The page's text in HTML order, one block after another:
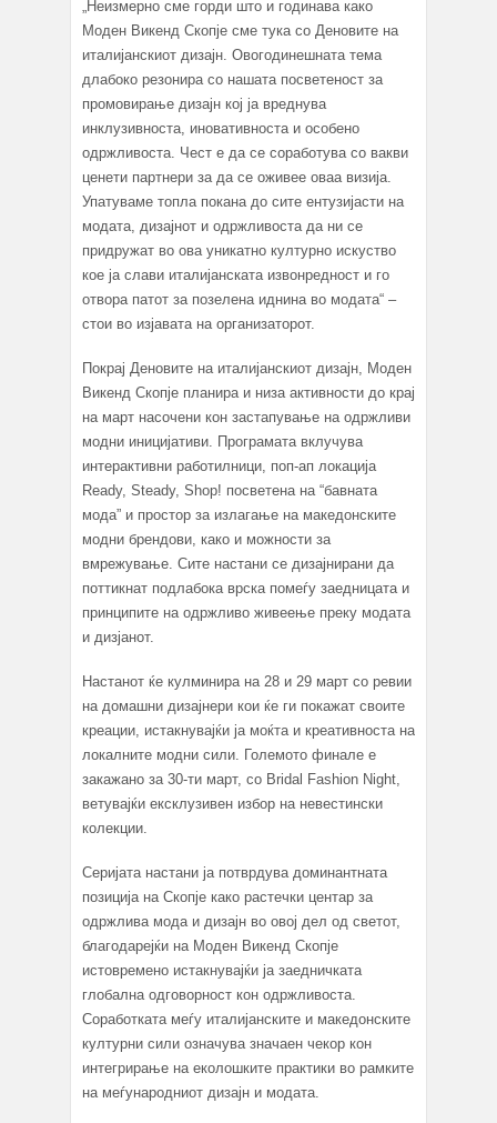
„Неизмерно сме горди што и годинава како
Моден Викенд Скопје сме тука со Деновите на
италијанскиот дизајн. Овогодинешната тема
длабоко резонира со нашата посветеност за
промовирање дизајн кој ја вреднува
инклузивноста, иновативноста и особено
одржливоста. Чест е да се соработува со вакви
ценети партнери за да се оживее оваа визија.
Упатуваме топла покана до сите ентузијасти на
модата, дизајнот и одржливоста да ни се
придружат во ова уникатно културно искуство
кое ја слави италијанската извонредност и го
отвора патот за позелена иднина во модата“ –
стои во изјавата на организаторот.
Покрај Деновите на италијанскиот дизајн, Моден
Викенд Скопје планира и низа активности до крај
на март насочени кон застапување на одржливи
модни иницијативи. Програмата вклучува
интерактивни работилници, поп-ап локација
Ready, Steady, Shop! посветена на “бавната
мода” и простор за излагање на македонските
модни брендови, како и можности за
вмрежување. Сите настани се дизајнирани да
поттикнат подлабока врска помеѓу заедницата и
принципите на одржливо живеење преку модата
и дизјанот.
Настанот ќе кулминира на 28 и 29 март со ревии
на домашни дизајнери кои ќе ги покажат своите
креации, истакнувајќи ја моќта и креативноста на
локалните модни сили. Големото финале е
закажано за 30-ти март, со Bridal Fashion Night,
ветувајќи ексклузивен избор на невестински
колекции.
Серијата настани ја потврдува доминантната
позиција на Скопје како растечки центар за
одржлива мода и дизајн во овој дел од светот,
благодарејќи на Моден Викенд Скопје
истовремено истакнувајќи ја заедничката
глобална одговорност кон одржливоста.
Соработката меѓу италијанските и македонските
културни сили означува значаен чекор кон
интегрирање на еколошките практики во рамките
на меѓународниот дизајн и модата.